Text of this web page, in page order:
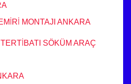
MONTAJI ANKARA
SÖKÜM ARAÇ